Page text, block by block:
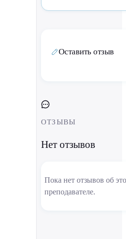
Оставить отзыв
ОТЗЫВЫ
Нет отзывов
Пока нет отзывов об
преподавателе.